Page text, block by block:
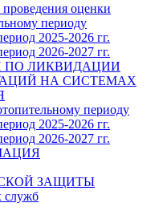
оценки
периоду
2025-2026 гг.
2026-2027 гг.
ПО ЛИКВИДАЦИИ
НА СИСТЕМАХ
периоду
2025-2026 гг.
2026-2027 гг.
ЗАЩИТЫ
служб